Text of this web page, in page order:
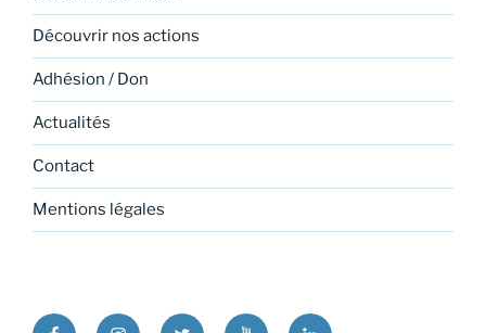
Découvrir nos actions
Adhésion / Don
Actualités
Contact
Mentions légales
FacebookInstagramTwitter YoutubeLinkedin